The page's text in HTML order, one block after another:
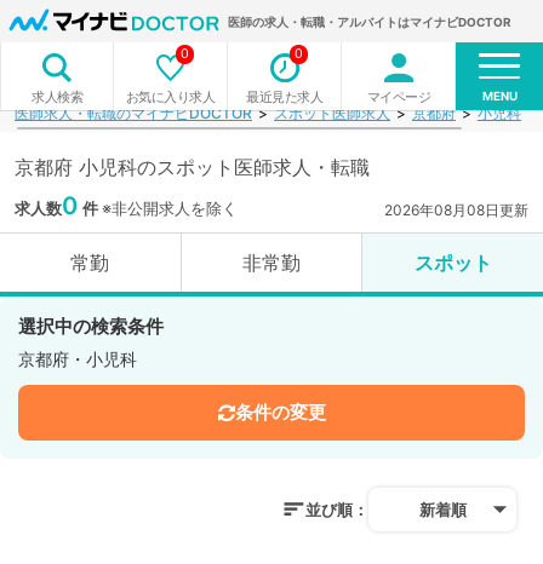
医師の求人・転職・アルバイトはマイナビDOCTOR
求人検索 お気に入り求人
0
最近見た求人
0
マイページ MENU
医師求人・転職のマイナビDOCTOR スポット医師求人 京都府 小児科
京都府 小児科のスポット医師求人・転職
求人数0 件※非公開求人を除く 2026年08月08日更新
常勤 非常勤 スポット
選択中の検索条件
京都府・小児科
条件の変更
並び順： 新着順